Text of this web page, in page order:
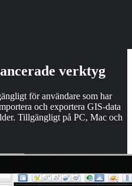
verktyg
för användare som har
och exportera GIS-data
Tillgängligt på PC, Mac och